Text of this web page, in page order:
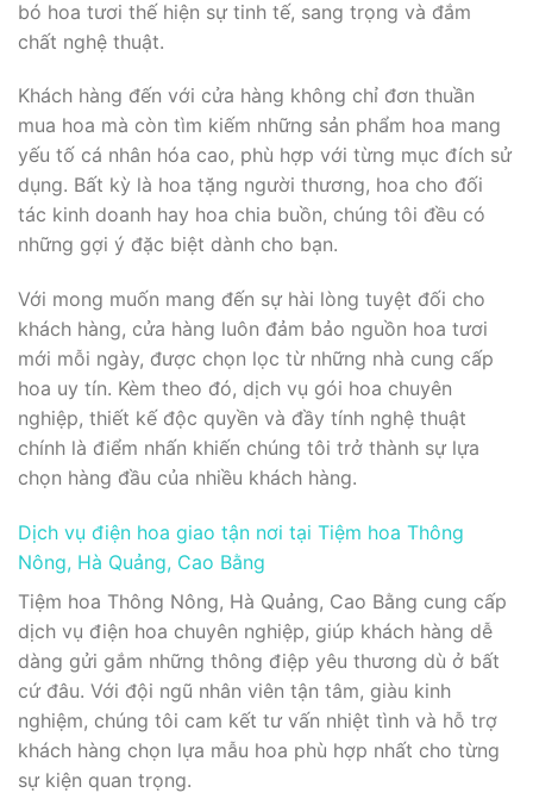
bó hoa tươi thế hiện sự tinh tế, sang trọng và đắm
chất nghệ thuật.
Khách hàng đến với cửa hàng không chỉ đơn thuần
mua hoa mà còn tìm kiếm những sản phẩm hoa mang
yếu tố cá nhân hóa cao, phù hợp với từng mục đích sử
dụng. Bất kỳ là hoa tặng người thương, hoa cho đối
tác kinh doanh hay hoa chia buồn, chúng tôi đều có
những gợi ý đặc biệt dành cho bạn.
Với mong muốn mang đến sự hài lòng tuyệt đối cho
khách hàng, cửa hàng luôn đảm bảo nguồn hoa tươi
mới mỗi ngày, được chọn lọc từ những nhà cung cấp
hoa uy tín. Kèm theo đó, dịch vụ gói hoa chuyên
nghiệp, thiết kế độc quyền và đầy tính nghệ thuật
chính là điểm nhấn khiến chúng tôi trở thành sự lựa
chọn hàng đầu của nhiều khách hàng.
Dịch vụ điện hoa giao tận nơi tại Tiệm hoa Thông
Nông, Hà Quảng, Cao Bằng
Tiệm hoa Thông Nông, Hà Quảng, Cao Bằng cung cấp
dịch vụ điện hoa chuyên nghiệp, giúp khách hàng dễ
dàng gửi gắm những thông điệp yêu thương dù ở bất
cứ đâu. Với đội ngũ nhân viên tận tâm, giàu kinh
nghiệm, chúng tôi cam kết tư vấn nhiệt tình và hỗ trợ
khách hàng chọn lựa mẫu hoa phù hợp nhất cho từng
sự kiện quan trọng.